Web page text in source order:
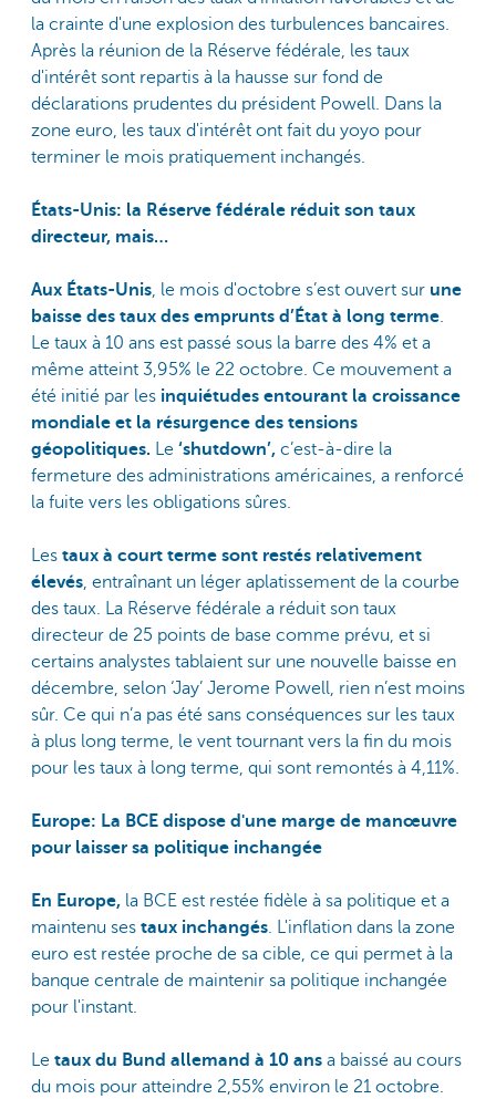
la crainte d'une explosion des turbulences bancaires.
Après la réunion de la Réserve fédérale, les taux
d'intérêt sont repartis à la hausse sur fond de
déclarations prudentes du président Powell. Dans la
zone euro, les taux d'intérêt ont fait du yoyo pour
terminer le mois pratiquement inchangés.
États-Unis: la Réserve fédérale réduit son taux
directeur, mais…
Aux États-Unis, le mois d'octobre s’est ouvert sur une
baisse des taux des emprunts d’État à long terme.
Le taux à 10 ans est passé sous la barre des 4% et a
même atteint 3,95% le 22 octobre. Ce mouvement a
été initié par les inquiétudes entourant la croissance
mondiale et la résurgence des tensions
géopolitiques. Le ‘shutdown’, c’est-à-dire la
fermeture des administrations américaines, a renforcé
la fuite vers les obligations sûres.
Les taux à court terme sont restés relativement
élevés, entraînant un léger aplatissement de la courbe
des taux. La Réserve fédérale a réduit son taux
directeur de 25 points de base comme prévu, et si
certains analystes tablaient sur une nouvelle baisse en
décembre, selon ‘Jay’ Jerome Powell, rien n’est moins
sûr. Ce qui n’a pas été sans conséquences sur les taux
à plus long terme, le vent tournant vers la fin du mois
pour les taux à long terme, qui sont remontés à 4,11%.
Europe: La BCE dispose d'une marge de manœuvre
pour laisser sa politique inchangée
En Europe, la BCE est restée fidèle à sa politique et a
maintenu ses taux inchangés. L'inflation dans la zone
euro est restée proche de sa cible, ce qui permet à la
banque centrale de maintenir sa politique inchangée
pour l'instant.
Le taux du Bund allemand à 10 ans a baissé au cours
du mois pour atteindre 2,55% environ le 21 octobre.